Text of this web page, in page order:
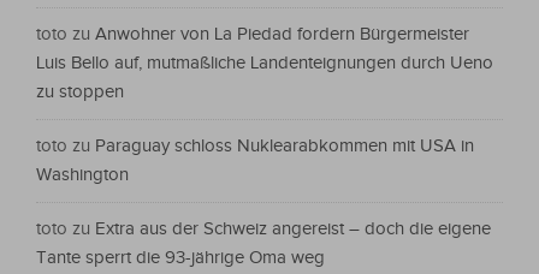
toto zu Anwohner von La Piedad fordern Bürgermeister
Luis Bello auf, mutmaßliche Landenteignungen durch Ueno
zu stoppen
toto zu Paraguay schloss Nuklearabkommen mit USA in
Washington
toto zu Extra aus der Schweiz angereist – doch die eigene
Tante sperrt die 93-jährige Oma weg